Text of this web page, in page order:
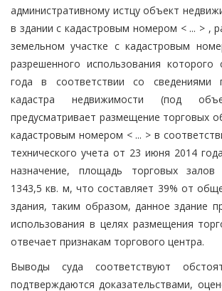
административному истцу объект
в здании с кадастровым номером < ... > ,
земельном участке с кадастровым
разрешенного использования
года в соответствии со сведениями
кадастра недвижимости (под
предусматривает размещение торговых
кадастровым номером < ... > в
технического учета от 23 июня 2014
назначение, площадь торговых залов
1343,5 кв. м, что составляет 39% от
здания, таким образом, данное здание
использования в целях размещения
отвечает признакам торгового центра.
Выводы суда соответствуют
подтверждаются доказательствами,